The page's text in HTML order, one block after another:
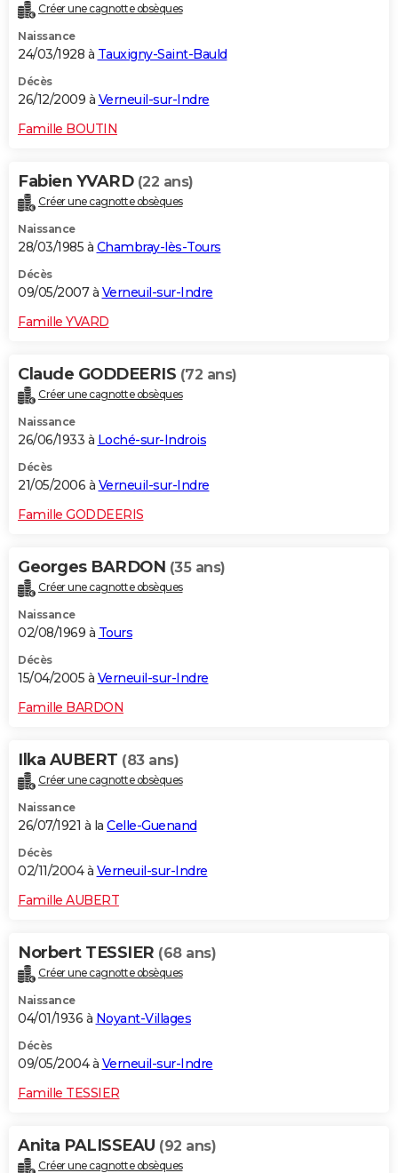
Créer une cagnotte obsèques
Naissance
24/03/1928 à Tauxigny-Saint-Bauld
Décès
26/12/2009 à Verneuil-sur-Indre
Famille BOUTIN
Fabien YVARD (22 ans)
Créer une cagnotte obsèques
Naissance
28/03/1985 à Chambray-lès-Tours
Décès
09/05/2007 à Verneuil-sur-Indre
Famille YVARD
Claude GODDEERIS (72 ans)
Créer une cagnotte obsèques
Naissance
26/06/1933 à Loché-sur-Indrois
Décès
21/05/2006 à Verneuil-sur-Indre
Famille GODDEERIS
Georges BARDON (35 ans)
Créer une cagnotte obsèques
Naissance
02/08/1969 à Tours
Décès
15/04/2005 à Verneuil-sur-Indre
Famille BARDON
Ilka AUBERT (83 ans)
Créer une cagnotte obsèques
Naissance
26/07/1921 à la Celle-Guenand
Décès
02/11/2004 à Verneuil-sur-Indre
Famille AUBERT
Norbert TESSIER (68 ans)
Créer une cagnotte obsèques
Naissance
04/01/1936 à Noyant-Villages
Décès
09/05/2004 à Verneuil-sur-Indre
Famille TESSIER
Anita PALISSEAU (92 ans)
Créer une cagnotte obsèques